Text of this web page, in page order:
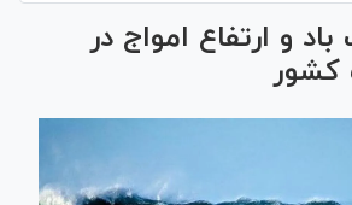
و ارتفاع امواج در